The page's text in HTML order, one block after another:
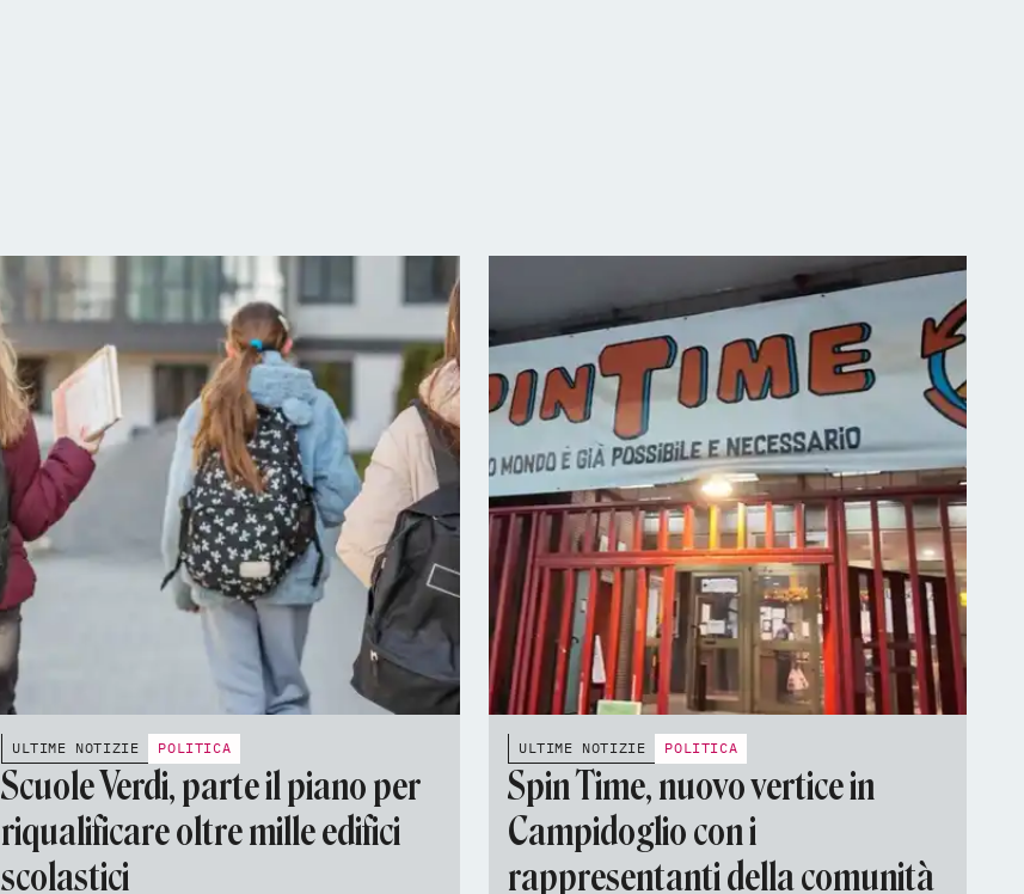
ULTIME NOTIZIE POLITICA
Scuole Verdi, parte il piano per
riqualificare oltre mille edifici
scolastici
ULTIME NOTIZIE POLITICA
Spin Time, nuovo vertice in
Campidoglio con i
rappresentanti della comunità